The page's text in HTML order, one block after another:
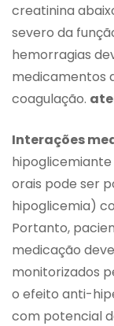
creatinina
severo da
hemorragias
medicamentos
coagulação.
Interações
hipoglicemiante
orais pode ser
hipoglicemia)
Portanto,
medicação
monitorizados
o efeito anti-
com potencial